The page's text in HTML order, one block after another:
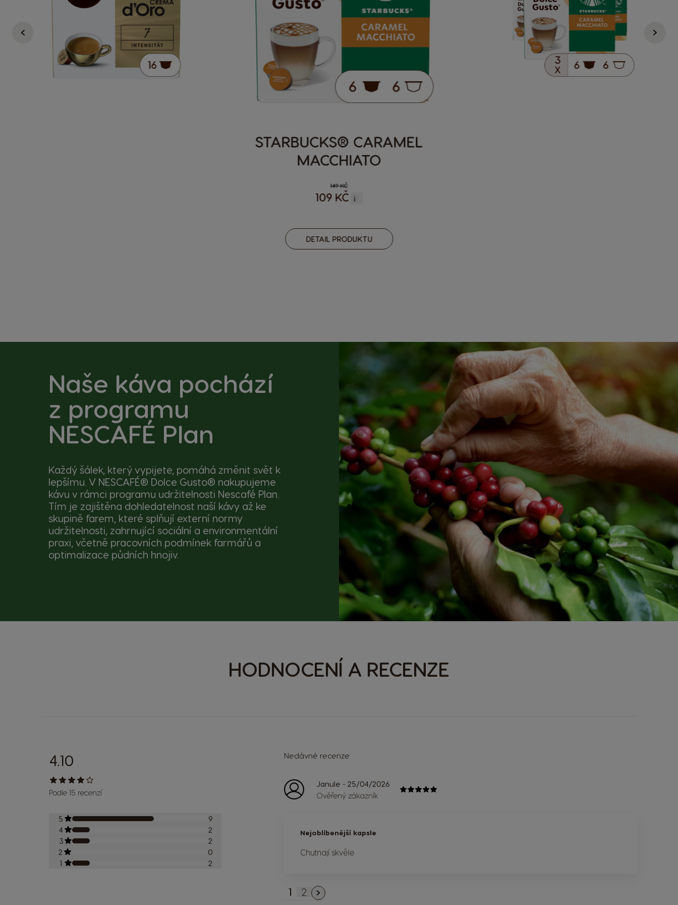
STARBUCKS® CARAMEL
MACCHIATO
149 KČ
109 KČ i
DETAIL PRODUKTU
Naše káva pochází
z programu
NESCAFÉ Plan
Každý šálek, který vypijete, pomáhá změnit svět k
lepšímu. V NESCAFÉ® Dolce Gusto® nakupujeme
kávu v rámci programu udržitelnosti Nescafé Plan.
Tím je zajištěna dohledatelnost naší kávy až ke
skupině farem, které splňují externí normy
udržitelnosti, zahrnující sociální a environmentální
praxi, včetně pracovních podmínek farmářů a
optimalizace půdních hnojiv.
HODNOCENÍ A RECENZE
4.10
Podle 15 recenzí
5
9
4
2
3
2
2
0
1
2
Nedávné recenze
Janule - 25/04/2026
Ověřený zákazník
Nejoblíbenější kapsle
Chutnají skvěle
Právě si prohlížíte stránku
1 Stránka
2